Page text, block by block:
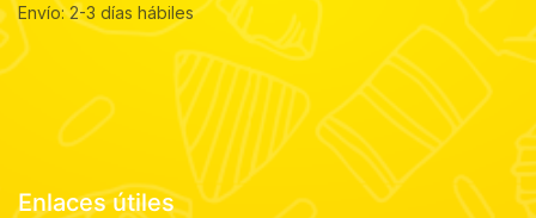
Envío: 2-3 días hábiles
Enlaces útiles